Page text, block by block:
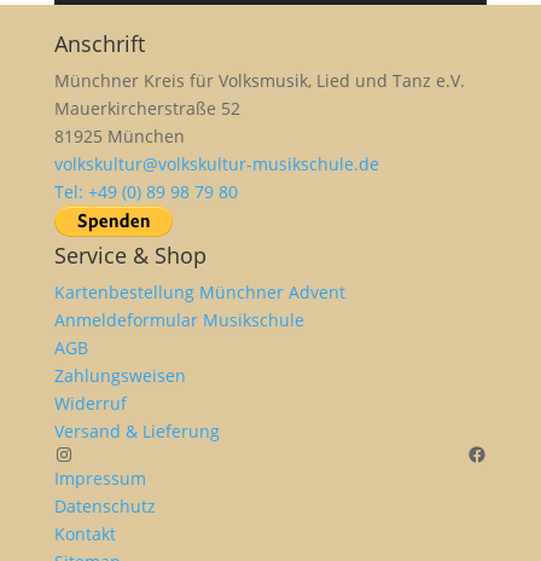
Anschrift
Münchner Kreis für Volksmusik, Lied und Tanz e.V.
Mauerkircherstraße 52
81925 München
volkskultur@volkskultur-musikschule.de
Tel: +49 (0) 89 98 79 80
Service & Shop
Kartenbestellung Münchner Advent
Anmeldeformular Musikschule
AGB
Zahlungsweisen
Widerruf
Versand & Lieferung
Instagram
Impressum
Datenschutz
Kontakt